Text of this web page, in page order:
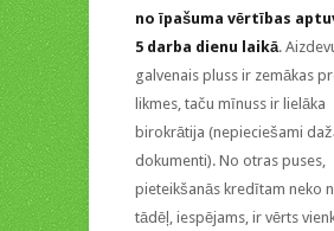
no īpašuma vērtības
5 darba dienu laikā.
galvenais pluss ir zemākas
likmes, taču mīnuss ir lielāka
birokrātija (nepieciešami
dokumenti). No otras puses,
pieteikšanās kredītam neko
tādēļ, iespējams, ir vērts